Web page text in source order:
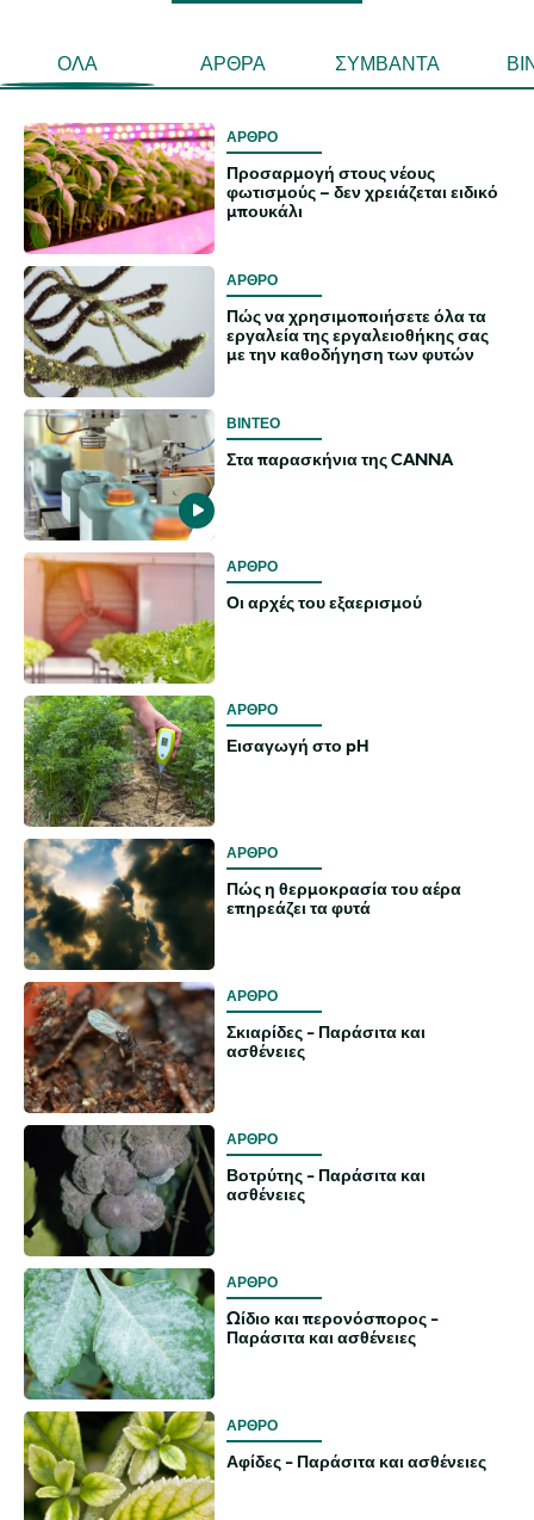
ΌΛΑ ΆΡΘΡΑ ΣΥΜΒΆΝΤΑ
ΑΡΘΡΟ
Προσαρμογή στους νέους
φωτισμούς – δεν χρειάζεται ειδικό
μπουκάλι
ΑΡΘΡΟ
Πώς να χρησιμοποιήσετε όλα τα
εργαλεία της εργαλειοθήκης σας
με την καθοδήγηση των φυτών
ΒΊΝΤΕΟ
Στα παρασκήνια της CANNA
ΑΡΘΡΟ
Οι αρχές του εξαερισμού
ΑΡΘΡΟ
Εισαγωγή στο pH
ΑΡΘΡΟ
Πώς η θερμοκρασία του αέρα
επηρεάζει τα φυτά
ΑΡΘΡΟ
Σκιαρίδες - Παράσιτα και
ασθένειες
ΑΡΘΡΟ
Βοτρύτης - Παράσιτα και
ασθένειες
ΑΡΘΡΟ
Ωίδιο και περονόσπορος -
Παράσιτα και ασθένειες
ΑΡΘΡΟ
Αφίδες - Παράσιτα και ασθένειες